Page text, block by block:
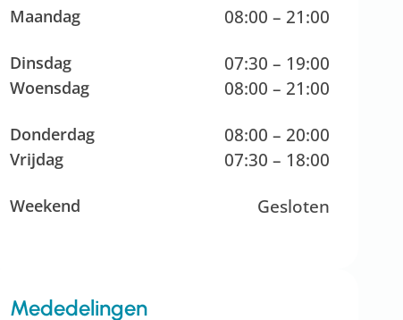
Maandag 08:00 – 21:00
Dinsdag 07:30 – 19:00
Woensdag 08:00 – 21:00
Donderdag 08:00 – 20:00
Vrijdag 07:30 – 18:00
Weekend Gesloten
Mededelingen